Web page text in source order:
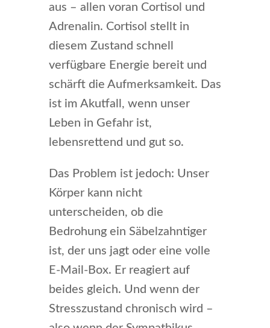
aus – allen voran Cortisol und
Adrenalin. Cortisol stellt in
diesem Zustand schnell
verfügbare Energie bereit und
schärft die Aufmerksamkeit. Das
ist im Akutfall, wenn unser
Leben in Gefahr ist,
lebensrettend und gut so.
Das Problem ist jedoch: Unser
Körper kann nicht
unterscheiden, ob die
Bedrohung ein Säbelzahntiger
ist, der uns jagt oder eine volle
E-Mail-Box. Er reagiert auf
beides gleich. Und wenn der
Stresszustand chronisch wird –